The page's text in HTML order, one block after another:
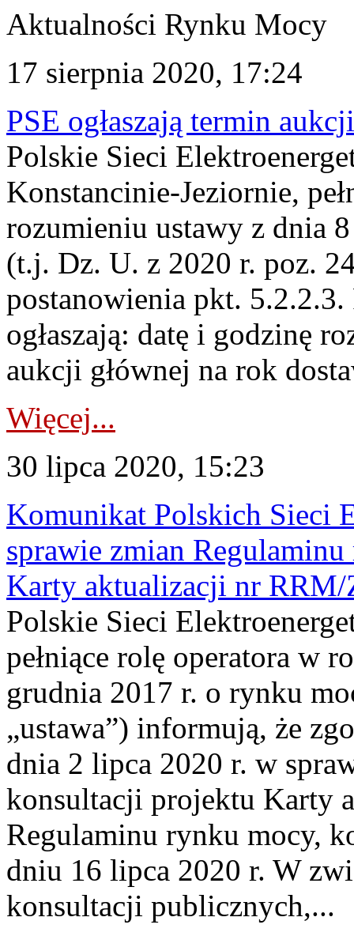
Aktualności Rynku Mocy
17 sierpnia 2020, 17:24
PSE ogłaszają termin
Polskie Sieci
Konstancinie-Jeziornie,
rozumieniu ustawy z dnia
(t.j. Dz. U. z 2020 r. poz.
postanowienia pkt.
ogłaszają: datę i godzinę
aukcji głównej na rok
Więcej...
30 lipca 2020, 15:23
Komunikat Polskich Sieci
sprawie zmian
Karty aktualizacji nr
Polskie Sieci
pełniące rolę operatora w
grudnia 2017 r. o rynku
„ustawa”) informują, że
dnia 2 lipca 2020 r. w
konsultacji projektu Karty
Regulaminu rynku mocy,
dniu 16 lipca 2020 r. W
konsultacji publicznych,...